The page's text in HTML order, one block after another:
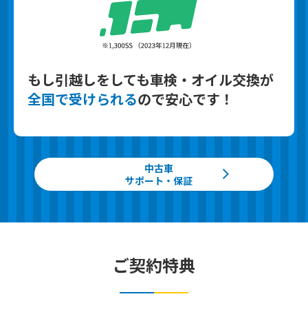
もし引越しをしても車検・オイル交換が
全国で受けられるので安心です！
中古車
サポート・保証
ご契約特典